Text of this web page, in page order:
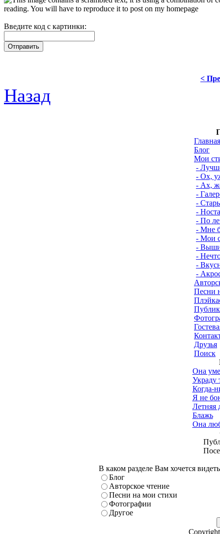
Введите код с картинки:
<
Назад
Главная
Блог
Мои
-
- Ох,
- Ах,
-
-
-
- По
- Мне
- Мои
-
-
-
-
Песни
Друзья
Поиск
Она
Украду
Когда-
Я не
Летняя
Блажь
Она
В каком разделе Вам хочется
Блог
Авторское чтение
Песни на мои стихи
Фотографии
Другое